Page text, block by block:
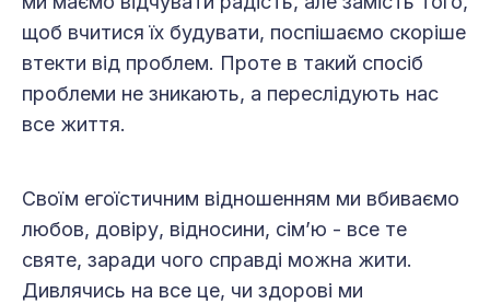
щоб вчитися їх будувати, поспішаємо скоріше
втекти від проблем. Проте в такий спосіб
проблеми не зникають, а переслідують нас
все життя.
Своїм егоїстичним відношенням ми вбиваємо
любов, довіру, відносини, сім’ю - все те
святе, заради чого справді можна жити.
Дивлячись на все це, чи здорові ми